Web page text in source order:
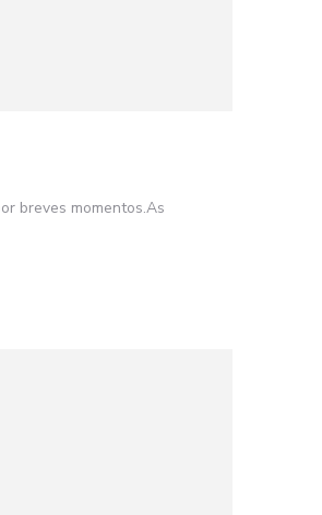
breves momentos.As